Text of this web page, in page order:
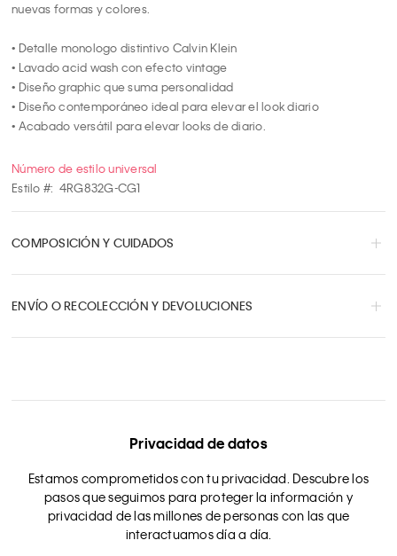
10
nuevas formas y colores.
• Detalle monologo distintivo Calvin Klein
• Lavado acid wash con efecto vintage
• Diseño graphic que suma personalidad
• Diseño contemporáneo ideal para elevar el look diario
• Acabado versátil para elevar looks de diario.
Número de estilo universal
Estilo #: 4RG832G-CG1
COMPOSICIÓN Y CUIDADOS
ENVÍO O RECOLECCIÓN Y DEVOLUCIONES
Privacidad de datos
Estamos comprometidos con tu privacidad. Descubre los
pasos que seguimos para proteger la información y
privacidad de las millones de personas con las que
interactuamos día a día.